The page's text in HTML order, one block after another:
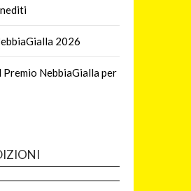
2026
Premio NebbiaGialla per